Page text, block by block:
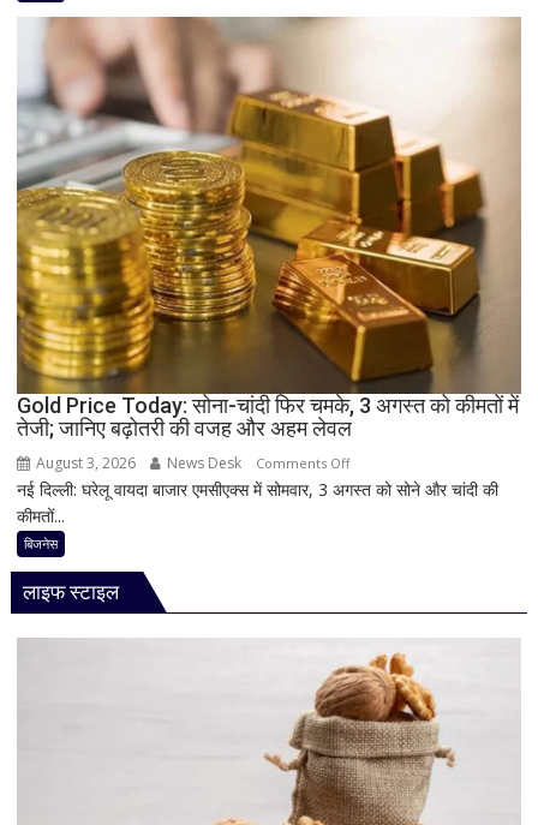
आया?
बाद
क्यों
अटक
जाता
है
टैक्स
रिफंड,
जानिए
बड़े
कारण
और
समाधान
Gold Price Today: सोना-चांदी फिर चमके, 3 अगस्त को कीमतों में
तेजी; जानिए बढ़ोतरी की वजह और अहम लेवल
August 3, 2026 News Desk Comments Offon
Gold
3
अगस्त
को
कीमतों
में
तेजी;
नई दिल्ली: घरेलू वायदा बाजार एमसीएक्स में सोमवार, 3 अगस्त को सोने और चांदी की
कीमतों...
बिजनेस
लाइफ स्टाइल